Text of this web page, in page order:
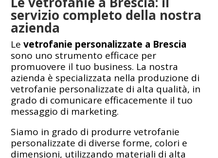
servizio completo della nostra
azienda
Levetrofanie personalizzate a Brescia
sono uno strumento efficace per
promuovere il tuo business. La nostra
azienda è specializzata nella produzione di
vetrofanie personalizzate di alta qualità, in
grado di comunicare efficacemente il tuo
messaggio di marketing.
Siamo in grado di produrre vetrofanie
personalizzate di diverse forme, colori e
dimensioni, utilizzando materiali di alta